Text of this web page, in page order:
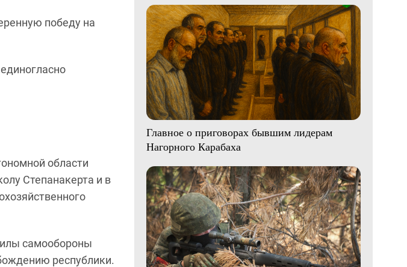
победу на
области
Степанакерта и в
самообороны
республики.
Главное о приговорах бывшим лидерам
Нагорного Карабаха